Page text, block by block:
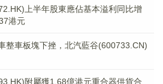
上半年股東應佔基本溢利同比增
港元
整車板塊下挫，北汽藍谷(600733.CN)
附屬獲1.68億港元重合器供貨合